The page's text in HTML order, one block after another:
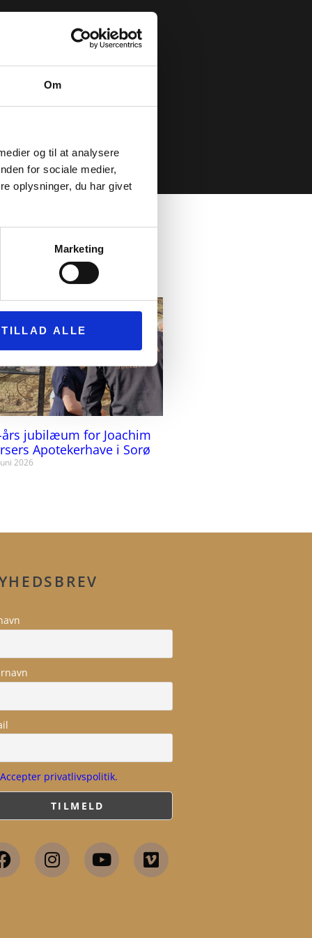
Om
og til at analysere
for sociale medier,
oplysninger, du har givet
Marketing
TILLAD ALLE
års jubilæum for Joachim
Apotekerhave i Sorø
2026
Accepter privatlivspolitik.